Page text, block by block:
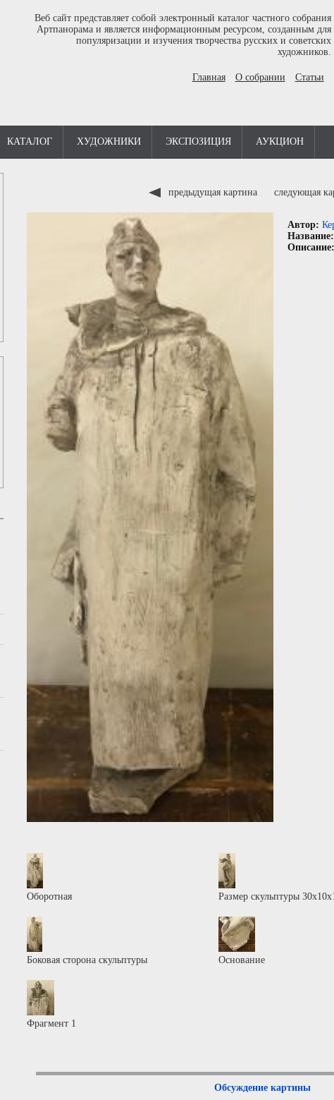
Веб сайт представляет собой электронный каталог частного собрания
Артпанорама и является информационным ресурсом, созданным для
популяризации и изучения творчества русских и советских
художников.
Главная О собрании Статьи
КАТАЛОГ ХУДОЖНИКИ ЭКСПОЗИЦИЯ АУКЦИОН
предыдущая картина следующая
Автор:
Название:
Описание:
Оборотная Размер скульптуры
Боковая сторона скульптуры Основание
Фрагмент 1
Обсуждение картины